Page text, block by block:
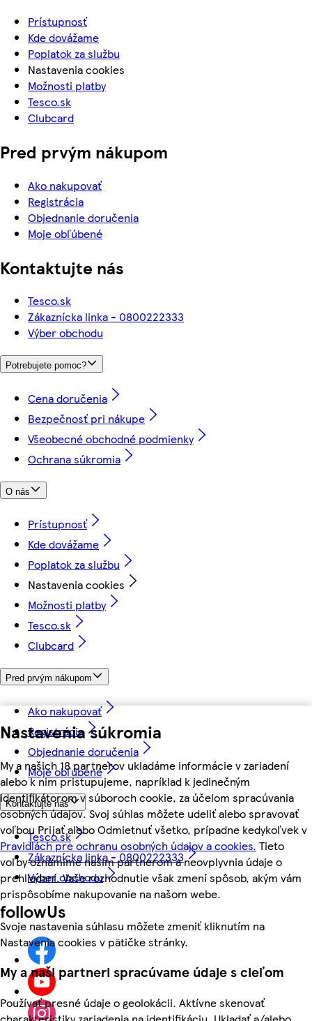
Nastavenia súkromia
My a našich 18 partnerov ukladáme informácie v zariadení
alebo k nim pristupujeme, napríklad k jedinečným
identifikátorom v súboroch cookie, za účelom spracúvania
osobných údajov. Svoj súhlas môžete udeliť alebo spravovať
voľbou Prijať alebo Odmietnuť všetko, prípadne kedykoľvek v
Pravidlách pre ochranu osobných údajov a cookies. Tieto
voľby oznámime našim partnerom a neovplyvnia údaje o
prehliadaní. Vaše rozhodnutie však zmení spôsob, akým vám
prispôsobíme nakupovanie na našom webe.
Svoje nastavenia súhlasu môžete zmeniť kliknutím na
Nastavenia cookies v pätičke stránky.
My a naši partneri spracúvame údaje s cieľom
Používať presné údaje o geolokácii. Aktívne skenovať
Prístupnosť
Kde dovážame
Poplatok za službu
Nastavenia cookies
Možnosti platby
Tesco.sk
Clubcard
Pred prvým nákupom
Ako nakupovať
Registrácia
Objednanie doručenia
Moje obľúbené
Kontaktujte nás
Tesco.sk
Zákaznícka linka - 0800222333
Výber obchodu
Potrebujete pomoc?
Cena doručenia
Bezpečnosť pri nákupe
Všeobecné obchodné podmienky
Ochrana súkromia
O nás
Prístupnosť
Kde dovážame
Poplatok za službu
Nastavenia cookies
Možnosti platby
Tesco.sk
Clubcard
Pred prvým nákupom
Ako nakupovať
Registrácia
Objednanie doručenia
Moje obľúbené
Kontaktujte nás
Tesco.sk
Zákaznícka linka - 0800222333
Výber obchodu
followUs